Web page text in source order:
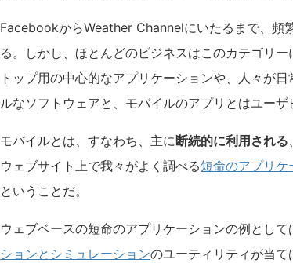
FacebookからWeather Channelにいたるまで、頻
る。しかし、ほとんどのビジネスはこのカテゴリ
トップ用の中心的なアプリケーションや、人々が
ルなソフトウェアと、モバイルのアプリとはユーザ
モバイルとは、すなわち、主に断続的に利用される
ウェブサイト上で我々がよく調べる短命のアプリケ
ということだ。
ウェブベースの短命のアプリケーションの例とし
ションとシミュレーションのユーティリティが当